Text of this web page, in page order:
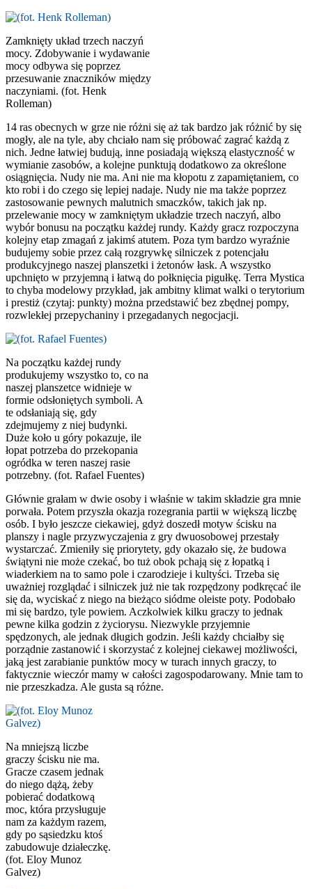
Zamknięty układ trzech naczyń
mocy. Zdobywanie i wydawanie
mocy odbywa się poprzez
przesuwanie znaczników między
naczyniami. (fot. Henk
Rolleman)
14 ras obecnych w grze nie różni się aż tak bardzo jak różnić by się
mogły, ale na tyle, aby chciało nam się próbować zagrać każdą z
nich. Jedne łatwiej budują, inne posiadają większą elastyczność w
wymianie zasobów, a kolejne punktują dodatkowo za określone
osiągnięcia. Nudy nie ma. Ani nie ma kłopotu z zapamiętaniem, co
kto robi i do czego się lepiej nadaje. Nudy nie ma także poprzez
zastosowanie pewnych malutnich smaczków, takich jak np.
przelewanie mocy w zamkniętym układzie trzech naczyń, albo
wybór bonusu na początku każdej rundy. Każdy gracz rozpoczyna
kolejny etap zmagań z jakimś atutem. Poza tym bardzo wyraźnie
budujemy sobie przez całą rozgrywkę silniczek z potencjału
produkcyjnego naszej planszetki i żetonów łask. A wszystko
upchnięto w przyjemną i łatwą do połknięcia pigułkę. Terra Mystica
to chyba modelowy przykład, jak ambitny klimat walki o terytorium
i prestiż (czytaj: punkty) można przedstawić bez zbędnej pompy,
rozwlekłej przepychaniny i przegadanych negocjacji.
Na początku każdej rundy
produkujemy wszystko to, co na
naszej planszetce widnieje w
formie odsłoniętych symboli. A
te odsłaniają się, gdy
zdejmujemy z niej budynki.
Duże koło u góry pokazuje, ile
łopat potrzeba do przekopania
ogródka w teren naszej rasie
potrzebny. (fot. Rafael Fuentes)
Głównie grałam w dwie osoby i właśnie w takim składzie gra mnie
porwała. Potem przyszła okazja rozegrania partii w większą liczbę
osób. I było jeszcze ciekawiej, gdyż doszedł motyw ścisku na
planszy i nagle przyzwyczajenia z gry dwuosobowej przestały
wystarczać. Zmieniły się priorytety, gdy okazało się, że budowa
świątyni nie może czekać, bo tuż obok pchają się z łopatką i
wiaderkiem na to samo pole i czarodzieje i kultyści. Trzeba się
uważniej rozglądać i silniczek już nie tak rozpędzony podkręcać ile
się da, wyciskać z niego na bieżąco siódme oleiste poty. Podobało
mi się bardzo, tyle powiem. Aczkolwiek kilku graczy to jednak
pewne kilka godzin z życiorysu. Niezwykle przyjemnie
spędzonych, ale jednak długich godzin. Jeśli każdy chciałby się
porządnie zastanowić i skorzystać z kolejnej ciekawej możliwości,
jaką jest zarabianie punktów mocy w turach innych graczy, to
faktycznie wieczór mamy w całości zagospodarowany. Mnie tam to
nie przeszkadza. Ale gusta są różne.
Na mniejszą liczbe
graczy ścisku nie ma.
Gracze czasem jednak
do niego dążą, żeby
pobierać dodatkową
moc, która przysługuje
nam za każdym razem,
gdy po sąsiedzku ktoś
zabudowuje działeczkę.
(fot. Eloy Munoz
Galvez)